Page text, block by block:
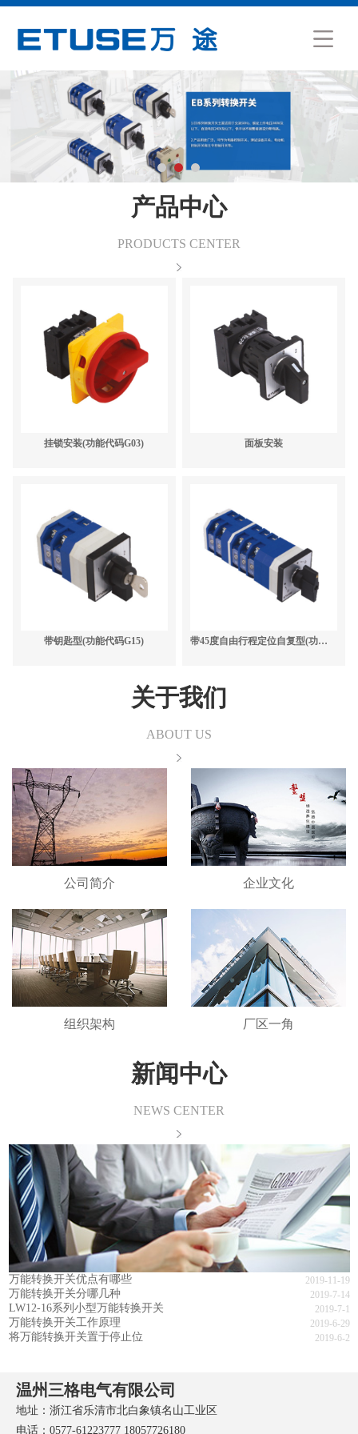
产品中心
PRODUCTS CENTER
挂锁安装(功能代码G03) 面板安装
带钥匙型(功能代码G15) 带45度自由行程定位自复型(功能代码G14)
关于我们
ABOUT US
公司简介 企业文化
组织架构 厂区一角
新闻中心
NEWS CENTER
万能转换开关优点有哪些 2019-11-19
万能转换开关分哪几种 2019-7-14
LW12-16系列小型万能转换开关 2019-7-1
万能转换开关工作原理 2019-6-29
将万能转换开关置于停止位 2019-6-2
温州三格电气有限公司
地址：浙江省乐清市北白象镇名山工业区
电话：0577-61223777 18057726180